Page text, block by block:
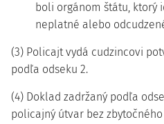
boli orgánom štátu, ktorý
neplatné alebo
(3) Policajt vydá cudzincovi
podľa odseku 2.
(4) Doklad zadržaný podľa
policajný útvar bez